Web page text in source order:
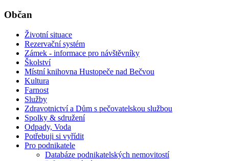
Občan
Životní situace
Rezervační systém
Zámek - informace pro návštěvníky
Školství
Místní knihovna Hustopeče nad Bečvou
Kultura
Farnost
Služby
Zdravotnictví a Dům s pečovatelskou službou
Spolky & sdružení
Odpady, Voda
Potřebuji si vyřídit
Pro podnikatele
Databáze podnikatelských nemovitostí